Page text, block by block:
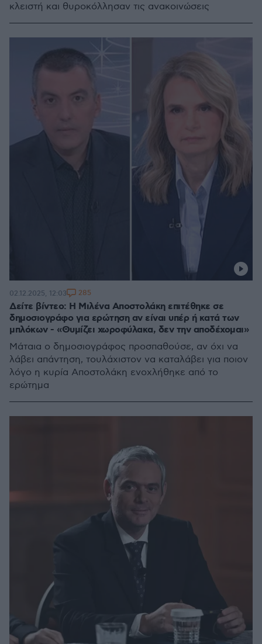
κλειστή και θυροκόλλησαν τις ανακοινώσεις
Δείτε βίντεο: Η Μιλένα Αποστολάκη επιτέθηκε σε
δημοσιογράφο για ερώτηση αν είναι υπέρ ή κατά των
μπλόκων - «Θυμίζει χωροφύλακα, δεν την αποδέχομαι»
Μάταια ο δημοσιογράφος προσπαθούσε, αν όχι να
λάβει απάντηση, τουλάχιστον να καταλάβει για ποιον
λόγο η κυρία Αποστολάκη ενοχλήθηκε από το
ερώτημα
02.12.2025, 12:03 285